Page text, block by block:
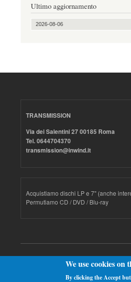
Ultimo aggiornamento
2026-08-06
TRANSMISSION
Via dei Salentini 27 00185 Roma
Tel. 0644704370
transmission@inwind.it
Acquistiamo dischi LP e 7" (anche
Permutiamo CD / DVD / Blu-ray
Drupal
We use cookies on
By clicking the Accept